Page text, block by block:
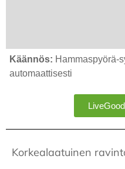
Käännös: Hammaspyörä-
automaattisesti
Korkealaatuinen